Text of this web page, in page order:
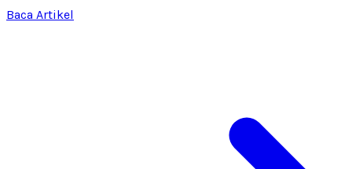
Baca Artikel